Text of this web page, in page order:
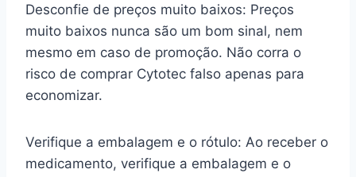
Desconfie de preços muito baixos: Preços
muito baixos nunca são um bom sinal, nem
mesmo em caso de promoção. Não corra o
risco de comprar Cytotec falso apenas para
economizar.
Verifique a embalagem e o rótulo: Ao receber o
medicamento, verifique a embalagem e o